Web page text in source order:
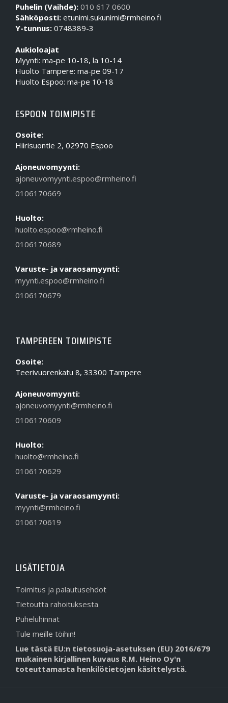
Puhelin (Vaihde): 010 617 0600
Sähköposti: etunimi.sukunimi@rmheino.fi
Y-tunnus: 0748389-3
Aukioloajat
Myynti: ma-pe 10-18, la 10-14
Huolto Tampere: ma-pe 09-17
Huolto Espoo: ma-pe 10-18
ESPOON TOIMIPISTE
Osoite:
Hiirisuontie 2, 02970 Espoo
Ajoneuvomyynti:
ajoneuvomyynti.espoo@rmheino.fi
0106170669
Huolto:
huolto.espoo@rmheino.fi
0106170689
Varuste- ja varaosamyynti:
myynti.espoo@rmheino.fi
0106170679
TAMPEREEN TOIMIPISTE
Osoite:
Teerivuorenkatu 8, 33300 Tampere
Ajoneuvomyynti:
ajoneuvomyynti@rmheino.fi
0106170609
Huolto:
huolto@rmheino.fi
0106170629
Varuste- ja varaosamyynti:
myynti@rmheino.fi
0106170619
LISÄTIETOJA
Toimitus ja palautusehdot
Tietoutta rahoituksesta
Puheluhinnat
Tule meille töihin!
Lue tästä EU:n tietosuoja-asetuksen (EU) 2016/679
mukainen kirjallinen kuvaus R.M. Heino Oy'n
toteuttamasta henkilötietojen käsittelystä.